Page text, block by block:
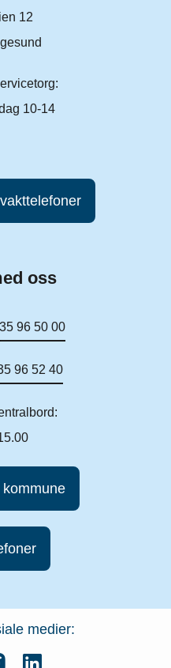
12
10-14
oss
35 96 50 00
96 52 40
medier: